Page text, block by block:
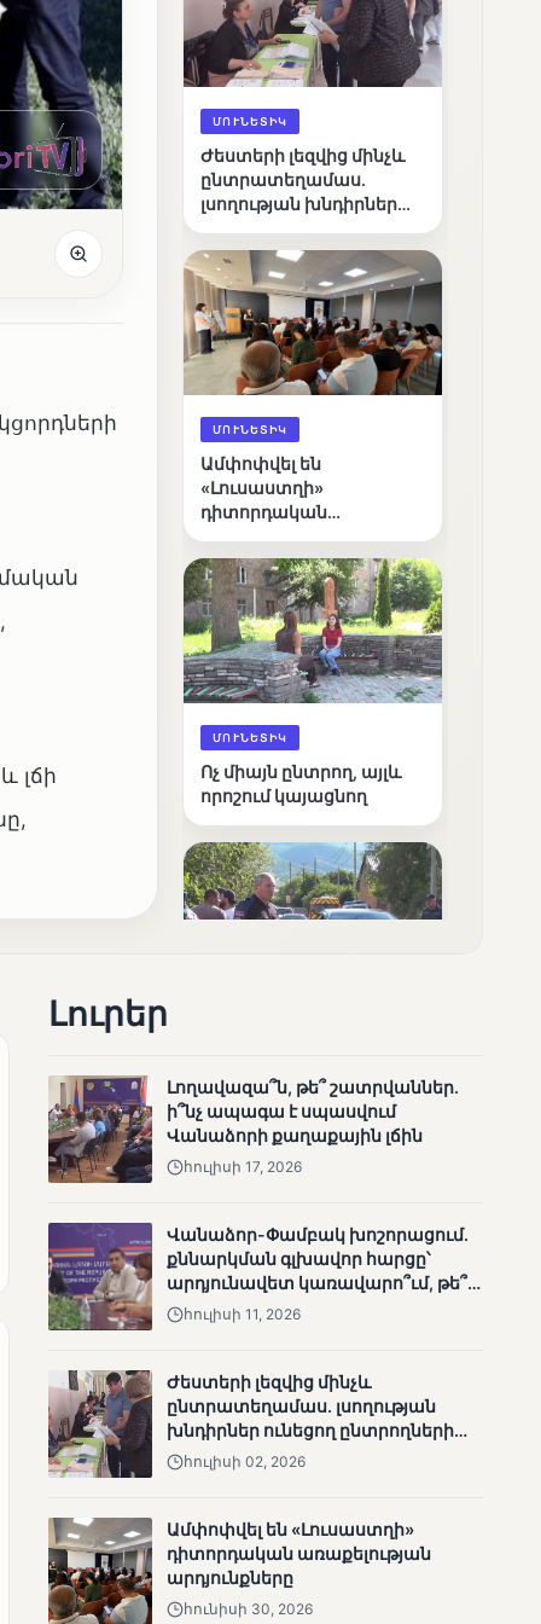
լճի
ՄՈՒՆԵՏԻԿ
Ժեստերի լեզվից մինչև
ընտրատեղամաս.
լսողության խնդիրներ
ճանապարհը
ՄՈՒՆԵՏԻԿ
Ամփոփվել են
«Լուսաստղի»
դիտորդական
արդյունքները
ՄՈՒՆԵՏԻԿ
Ոչ միայն ընտրող, այլև
որոշում կայացնող
Փամբակ գետում
անհետացած
անչափահասների
աշխատանքները
ընտրություններ՝ դեռևս
չլուծված խնդիրներով.
«Լուսաստղի»
դիտորդական
Լուրեր
Լողավազա՞ն, թե՞ շատրվաններ.
ի՞նչ ապագա է սպասվում
Վանաձորի քաղաքային լճին
հուլիսի 17, 2026
Վանաձոր-Փամբակ խոշորացում.
քննարկման գլխավոր հարցը՝
արդյունավետ կառավարո՞ւմ, թե՞
քաղաքական նպատակ
հուլիսի 11, 2026
Ժեստերի լեզվից մինչև
ընտրատեղամաս. լսողության
խնդիրներ ունեցող ընտրողների
ճանապարհը
հուլիսի 02, 2026
Ամփոփվել են «Լուսաստղի»
դիտորդական առաքելության
արդյունքները
հունիսի 30, 2026